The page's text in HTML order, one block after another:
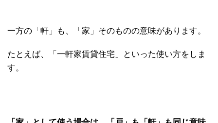
一方の「軒」も、「家」そのものの意味があります。
たとえば、「一軒家賃貸住宅」といった使い方をしま
す。